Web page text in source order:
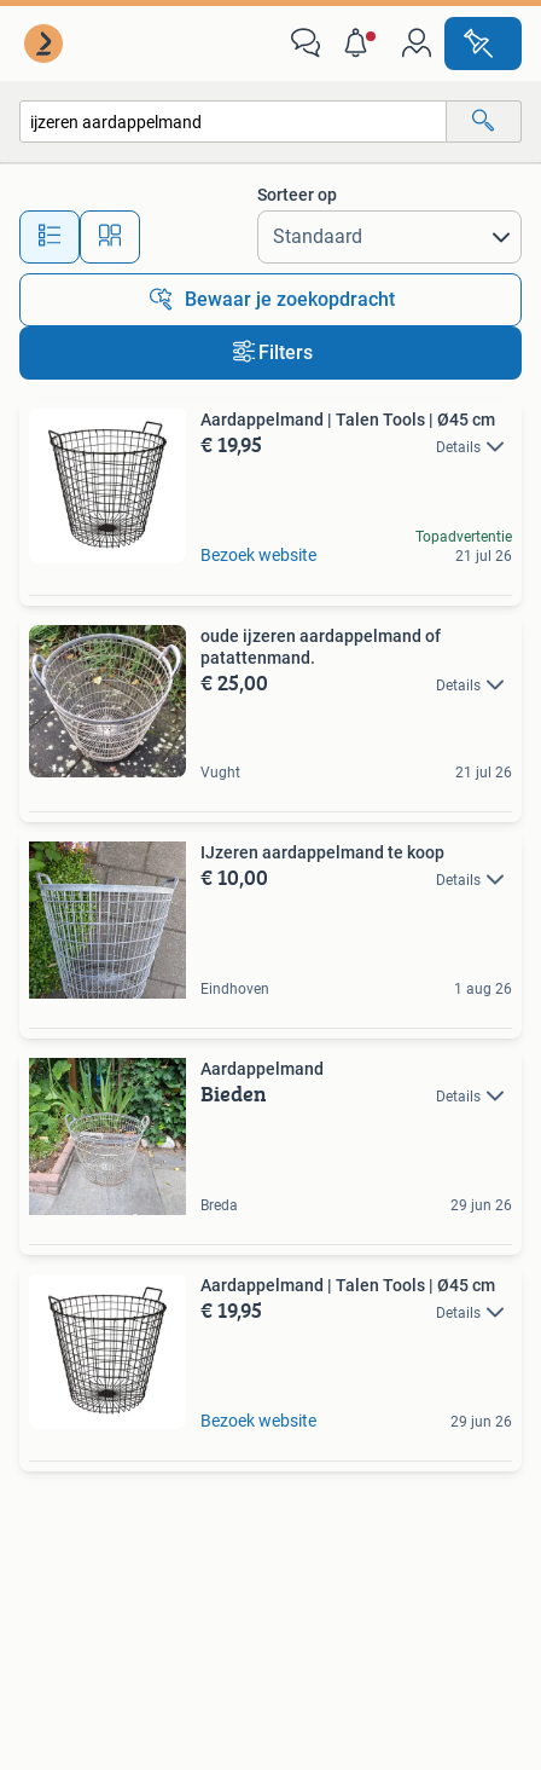
Alle afstanden…
Sorteer op
Bewaar je zoekopdracht
Filters
Aardappelmand | Talen Tools | Ø45 cm
€ 19,95 Details
Bezoek website
Topadvertentie
21 jul 26
oude ijzeren aardappelmand of
patattenmand.
€ 25,00 Details
Vught 21 jul 26
IJzeren aardappelmand te koop
€ 10,00 Details
Eindhoven 1 aug 26
Aardappelmand
Bieden Details
Breda 29 jun 26
Aardappelmand | Talen Tools | Ø45 cm
€ 19,95 Details
Bezoek website 29 jun 26